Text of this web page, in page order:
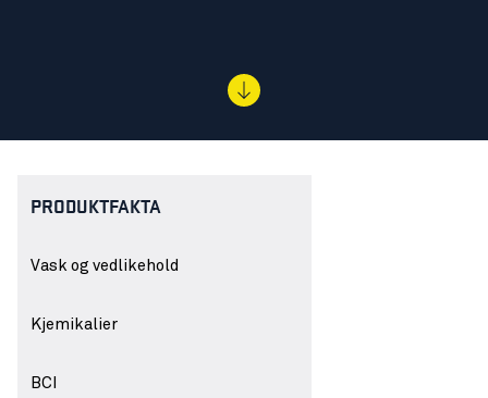
PRODUKTFAKTA
Vask og vedlikehold
Kjemikalier
BCI